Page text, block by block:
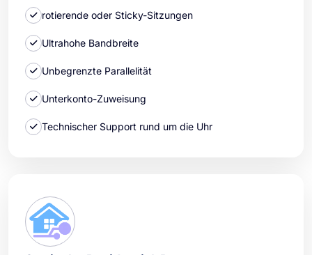
rotierende oder Sticky-Sitzungen
Ultrahohe Bandbreite
Unbegrenzte Parallelität
Unterkonto-Zuweisung
Technischer Support rund um die Uhr